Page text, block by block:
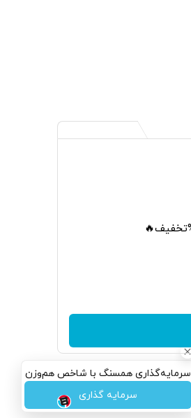
سرمایه‌گذاری همسنگ با شاخص هم‌وزن
سرمایه گذاری